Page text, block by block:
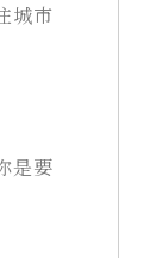
城市
是要